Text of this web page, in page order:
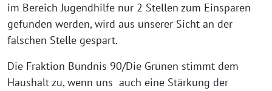
im Bereich Jugendhilfe nur 2 Stellen zum Einsparen
gefunden werden, wird aus unserer Sicht an der
falschen Stelle gespart.
Die Fraktion Bündnis 90/Die Grünen stimmt dem
Haushalt zu, wenn uns auch eine Stärkung der